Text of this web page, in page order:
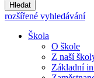
Hledat
rozšířené vyhledávání
Škola
O škole
Z naší
Základní